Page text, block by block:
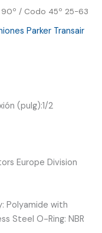
/ Codo 45º 25-63
Parker Transair
(pulg):1/2
Europe Division
Polyamide with
Steel O-Ring: NBR